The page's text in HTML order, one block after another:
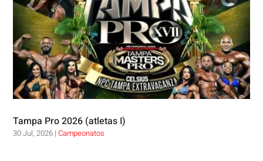
Tampa Pro 2026 (atletas I)
30 Jul, 2026 |Campeonatos